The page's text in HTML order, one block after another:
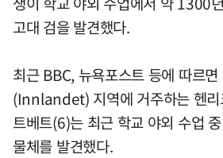
고대 검을 발견했다.
최근 BBC, 뉴욕포스트 등에 따르
(Innlandet) 지역에 거주하는 헨리
트베트(6)는 최근 학교 야외 수업
물체를 발견했다.